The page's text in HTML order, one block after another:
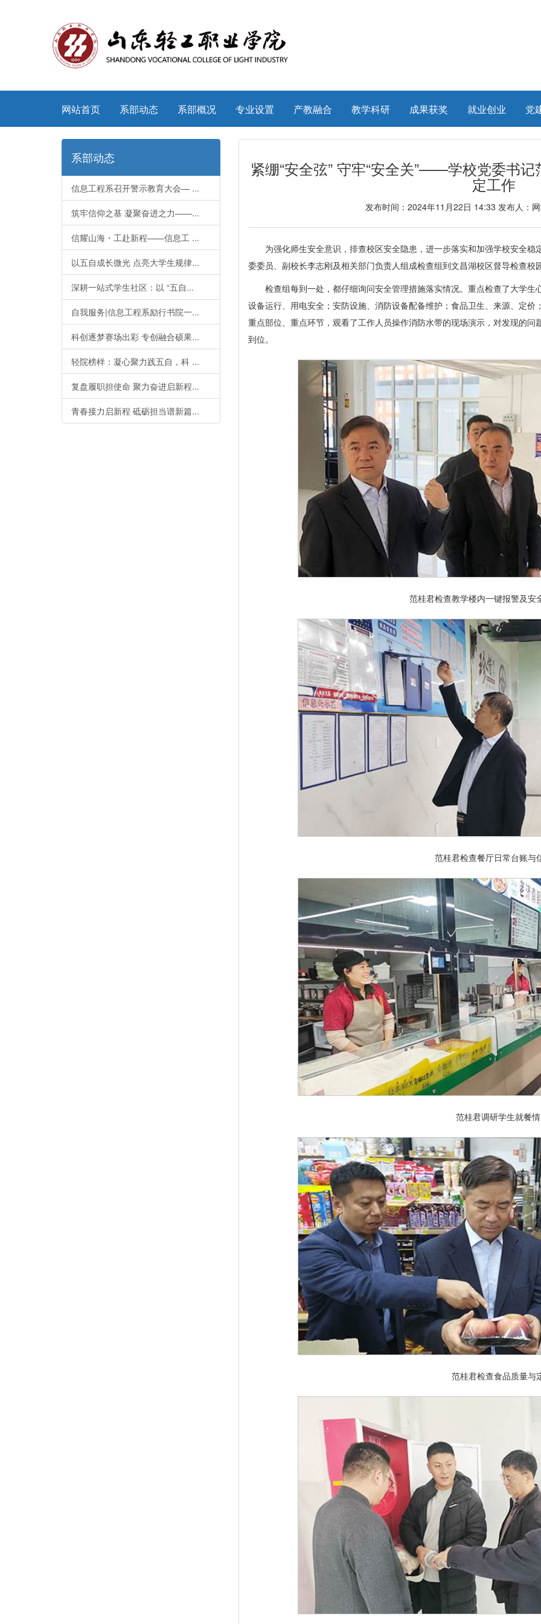
网站首页 系部动态 系部概况 专业设置 产教融合 教学科研 成果获奖 就业创业 党
系部动态
信息工程系召开警示教育大会— ...
筑牢信仰之基 凝聚奋进之力——...
信耀山海・工赴新程——信息工 ...
以五自成长微光 点亮大学生规律...
深耕一站式学生社区：以 “五自...
自我服务|信息工程系励行书院一...
科创逐梦赛场出彩 专创融合硕果...
轻院榜样：凝心聚力践五自，科 ...
复盘履职担使命 聚力奋进启新程...
青春接力启新程 砥砺担当谱新篇...
紧绷“安全弦” 守牢“安全关”——学校党委书
定工作
发布时间：2024年11月22日 14:33 发布人：
为强化师生安全意识，排查校区安全隐患，进一步落实和加强学校安全
委委员、副校长李志刚及相关部门负责人组成检查组到文昌湖校区督导检查校
检查组每到一处，都仔细询问安全管理措施落实情况。重点检查了大学
设备运行、用电安全；安防设施、消防设备配备维护；食品卫生、来源、定
重点部位、重点环节，观看了工作人员操作消防水带的现场演示，对发现的
到位。
范桂君检查教学楼内一键报警及安
范桂君检查餐厅日常台账与
范桂君调研学生就餐
范桂君检查食品质量与